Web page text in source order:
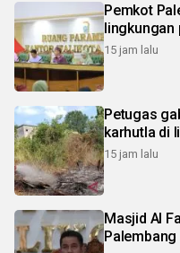
Pemkot
15 jam lalu
Petugas
karhutla di
15 jam lalu
Masjid Al
Palembang